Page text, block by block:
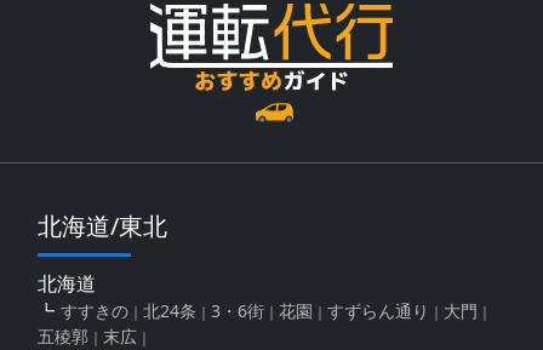
北海道/東北
北海道
すすきの 北24条 3・6街 花園 すずらん通り
大門
五稜郭
末広